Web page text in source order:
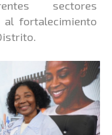
sectores
al fortalecimiento